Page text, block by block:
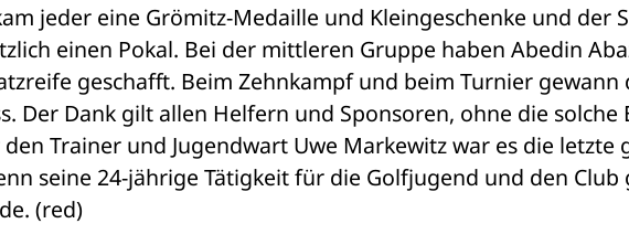
jeder eine Grömitz-Medaille und Kleingeschenke und der
einen Pokal. Bei der mittleren Gruppe haben Abedin
geschafft. Beim Zehnkampf und beim Turnier gewann
Der Dank gilt allen Helfern und Sponsoren, ohne die solche
Trainer und Jugendwart Uwe Markewitz war es die letzte
seine 24-jährige Tätigkeit für die Golfjugend und den Club
(red)